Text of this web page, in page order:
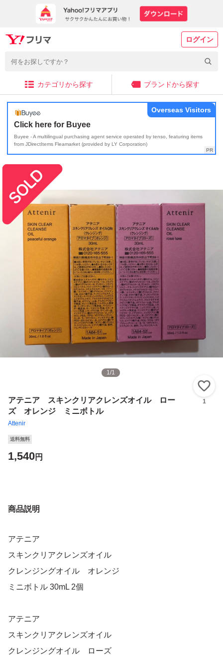
ログイン
カテゴリから探す ブランドから探す
Click here for Buyee
Buyee - A multilingual purchasing agent service operated by tenso, featuring items
from JDirectItems Fleamarket (provided by LY Corporation)
Overseas Visitors
1/1
アテニア スキンクリアクレンズオイル ロー
ズ オレンジ ミニボトル
Attenir
1
送料無料
1,540円
商品説明
アテニア
スキンクリアクレンズオイル
クレンジングオイル オレンジ
ミニボトル 30mL 2個
アテニア
スキンクリアクレンズオイル
クレンジングオイル ローズ